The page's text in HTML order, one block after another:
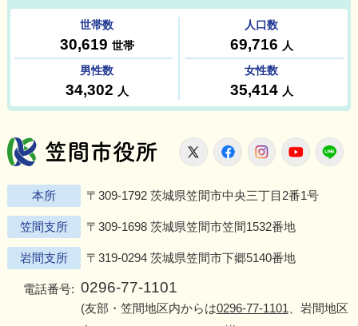
笠間市役所
X FacebookInstagram
本所 〒309-1792 茨城県笠間市中央三丁目2番1号
笠間支所 〒309-1698 茨城県笠間市笠間1532番地
岩間支所 〒319-0294 茨城県笠間市下郷5140番地
電話番号: 0296-77-1101
(友部・笠間地区内からは0296-77-1101 、岩間地区